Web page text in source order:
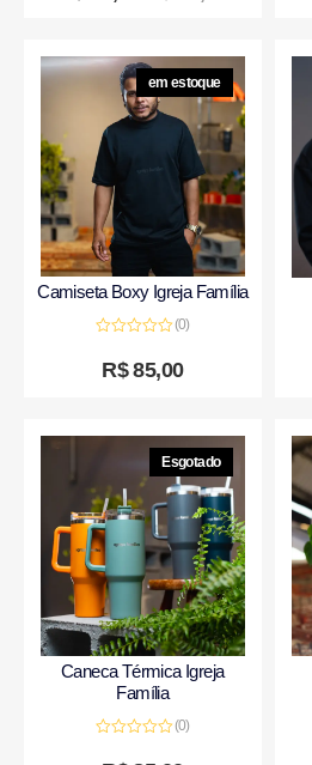
em estoque
Camiseta Boxy Igreja Família
de
(0)
R$85,00
Esgotado
Caneca Térmica Igreja
Família
(0)